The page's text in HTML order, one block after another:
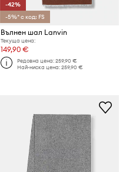
-42%
-5%* с код: FS
Вълнен шал Lanvin
Текуща цена:
149,90 €
Редовна цена:259,90 €
Най-ниска цена:259,90 €